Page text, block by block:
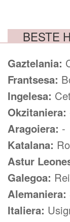
BESTE
Gaztelania:
Frantsesa:
Ingelesa:
Okzitaniera:
Aragoiera: -
Katalana:
Astur
Galegoa:
Alemaniera:
Italiera: